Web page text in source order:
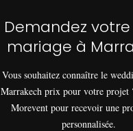
Demandez
mariage à
Vous souhaitez connaître le
Marrakech prix pour votre projet
Morevent pour recevoir une
personnalisée.